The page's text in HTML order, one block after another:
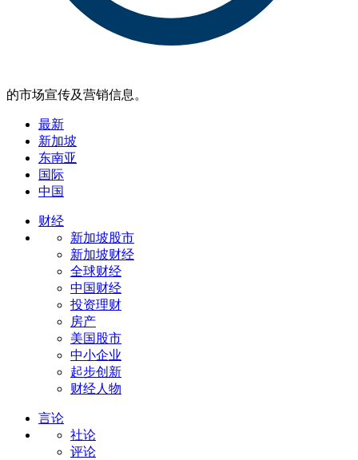
的市场宣传及营销信息。
最新
新加坡
东南亚
国际
中国
财经
新加坡股市
新加坡财经
全球财经
中国财经
投资理财
房产
美国股市
中小企业
起步创新
财经人物
言论
社论
评论